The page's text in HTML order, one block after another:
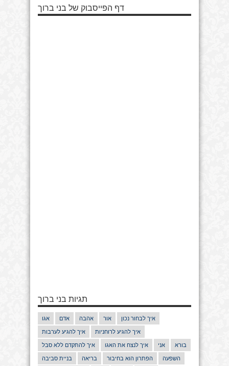
דף הפייסבוק של בני ברוך
תגיות בני ברוך
אגו אדם אהבה אור איך לבחור נכון
איך להגיע לערבות איך להגיע לרוחניות
איך להתקדם ללא סבל איך לנצח את האגו אני בורא
בניית סביבה בריאה הפתרון הוא בחיבור השפעה